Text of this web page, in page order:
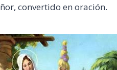
convertido en oración.